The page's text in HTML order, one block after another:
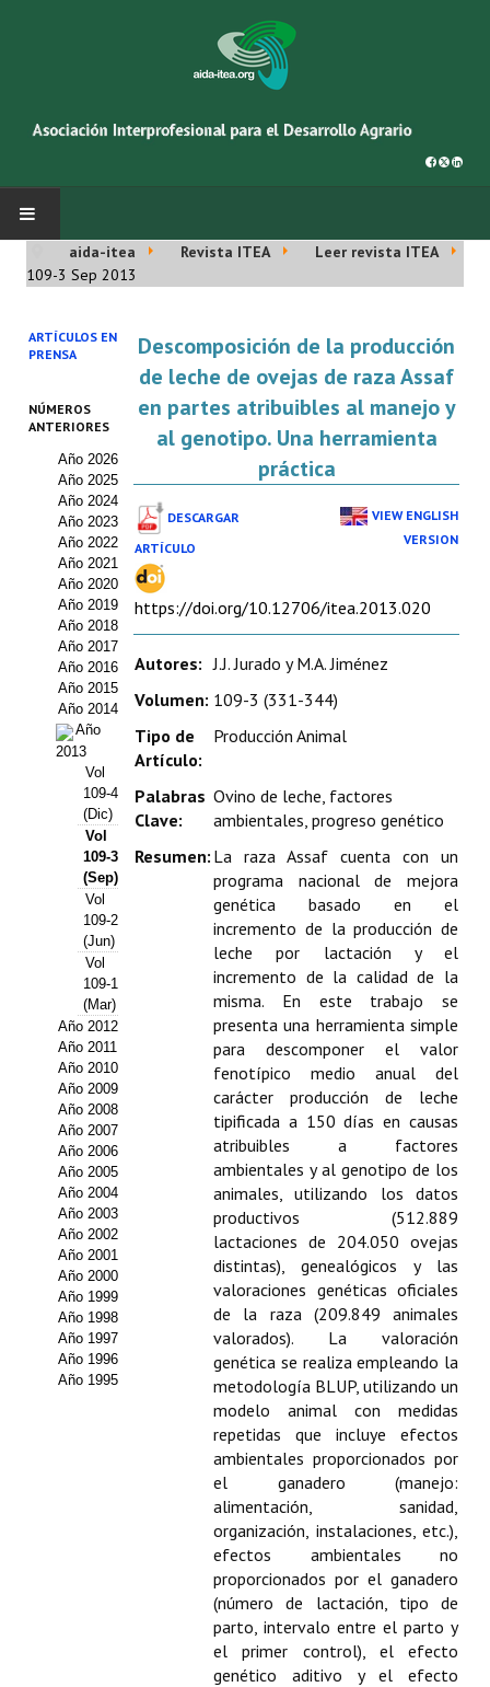
INICIO
Asociación AIDA
Cincuentenario AIDA
Organigrama
Estatutos
Hacerse socio
Noticias
Galería de Fotos
Web AIDA 2.0
REVISTA ITEA
Presentación ITEA
Equipo Editorial
Leer revista ITEA
Directrices para autores/as
Políticas Editoriales
Propuesta Volumen Especial
Sello Calidad FECYT
Premio Prensa Agraria
Buscador de Artículos
JORNADAS AIDA
Presentación Jornadas
Comunicaciones
Jornadas PAM 2026
Premio Jóvenes Investigadores
Buscador de Comunicaciones
aida-itea Revista ITEA
Leer revista ITEA
109-3 Sep 2013
ARTÍCULOS EN
PRENSA
NÚMEROS
ANTERIORES
Año 2026
Año 2025
Año 2024
Año 2023
Año 2022
Año 2021
Año 2020
Año 2019
Año 2018
Año 2017
Año 2016
Año 2015
Año 2014
Año
2013
Vol
109-4
(Dic)
Vol
109-3
(Sep)
Vol
109-2
(Jun)
Vol
109-1
(Mar)
Año 2012
Año 2011
Año 2010
Año 2009
Año 2008
Año 2007
Año 2006
Año 2005
Año 2004
Año 2003
Año 2002
Año 2001
Año 2000
Año 1999
Año 1998
Año 1997
Año 1996
Año 1995
Descomposición de la producción
de leche de ovejas de raza Assaf
en partes atribuibles al manejo y
al genotipo. Una herramienta
práctica
DESCARGAR
ARTÍCULO
VIEW ENGLISH
VERSION
https://doi.org/10.12706/itea.2013.020
Autores: J.J. Jurado y M.A. Jiménez
Volumen: 109-3 (331-344)
Tipo de
Artículo:
Producción Animal
Palabras
Clave:
Ovino de leche, factores
ambientales, progreso genético
Resumen: La raza Assaf cuenta con un
programa nacional de mejora
genética basado en el
incremento de la producción de
leche por lactación y el
incremento de la calidad de la
misma. En este trabajo se
presenta una herramienta simple
para descomponer el valor
fenotípico medio anual del
carácter producción de leche
tipificada a 150 días en causas
atribuibles a factores
ambientales y al genotipo de los
animales, utilizando los datos
productivos (512.889
lactaciones de 204.050 ovejas
distintas), genealógicos y las
valoraciones genéticas oficiales
de la raza (209.849 animales
valorados). La valoración
genética se realiza empleando la
metodología BLUP, utilizando un
modelo animal con medidas
repetidas que incluye efectos
ambientales proporcionados por
el ganadero (manejo:
alimentación, sanidad,
organización, instalaciones, etc.),
efectos ambientales no
proporcionados por el ganadero
(número de lactación, tipo de
parto, intervalo entre el parto y
el primer control), el efecto
genético aditivo y el efecto